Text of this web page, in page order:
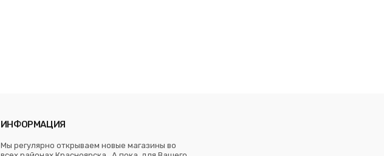
ИНФОРМАЦИЯ
Мы регулярно открываем новые магазины во